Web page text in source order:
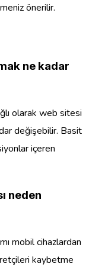
önerilir.
ne kadar
olarak web sitesi
değişebilir. Basit
içeren
neden
mobil cihazlardan
kaybetme